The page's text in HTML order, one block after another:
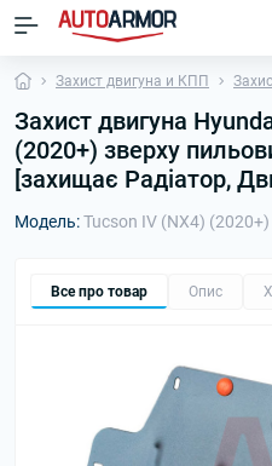
Захист двигуна и КПП
Захист двигуна
(2020+) зверху
[захищає Радіатор,
Модель:Tucson IV (NX4) (2020+)
Все про товар Опис